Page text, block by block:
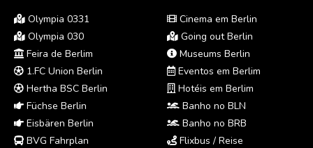
Olympia 0331
Olympia 030
Feira de Berlim
1.FC Union Berlin
Hertha BSC Berlin
Füchse Berlin
Eisbären Berlin
BVG Fahrplan
Cinema em Berlin
Going out Berlin
Museums Berlin
Eventos em Berlim
Hotéis em Berlim
Banho no BLN
Banho no BRB
Flixbus / Reise